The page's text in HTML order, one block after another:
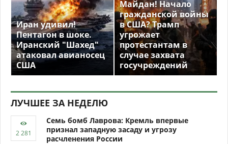
Иран удивил!
Пентагон в шоке.
Иранский "Шахед"
атаковал авианосец
США
Майдан! Начало
гражданской войны
в США? Трамп
угрожает
протестантам в
случае захвата
госучреждений
ЛУЧШЕЕ ЗА НЕДЕЛЮ
Семь бомб Лаврова: Кремль впервые
признал западную засаду и угрозу
расчленения России